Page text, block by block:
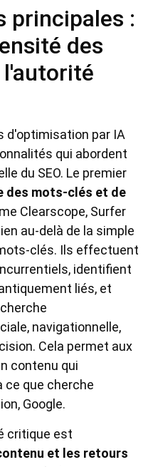
principales :
des
d'optimisation par IA
qui abordent
du SEO. Le premier
des mots-clés et de
Clearscope, Surfer
au-delà de la simple
clés. Ils effectuent
identifient
liés, et
navigationnelle,
Cela permet aux
contenu qui
que cherche
Google.
critique est
et les retours